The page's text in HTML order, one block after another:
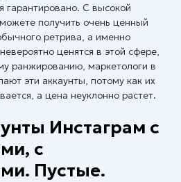
гарантировано. С высокой
получить очень ценный
ретрива, а именно
ценятся в этой сфере,
ранжированию, маркетологи в
эти аккаунты, потому как их
а цена неуклонно растет.
Инстаграм с
с
Пустые.